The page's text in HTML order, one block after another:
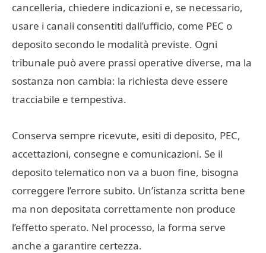
cancelleria, chiedere indicazioni e, se necessario,
usare i canali consentiti dall’ufficio, come PEC o
deposito secondo le modalità previste. Ogni
tribunale può avere prassi operative diverse, ma la
sostanza non cambia: la richiesta deve essere
tracciabile e tempestiva.
Conserva sempre ricevute, esiti di deposito, PEC,
accettazioni, consegne e comunicazioni. Se il
deposito telematico non va a buon fine, bisogna
correggere l’errore subito. Un’istanza scritta bene
ma non depositata correttamente non produce
l’effetto sperato. Nel processo, la forma serve
anche a garantire certezza.